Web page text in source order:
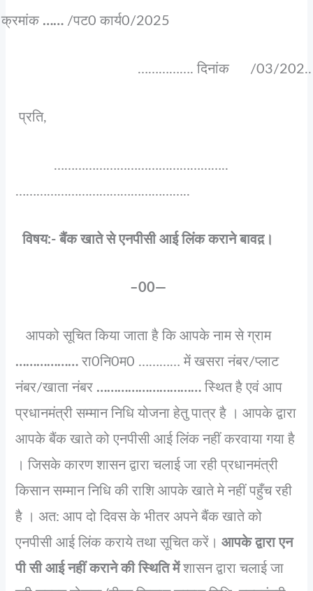
क्रमांक …… /पट0 कार्य0/2025
……………. दिनांक /03/202..
प्रति,
…………………………………………..
…………………………………………..
विषय:- बैंक खाते से एनपीसी आई लिंक कराने बावद़।
–00—
आपको सूचित किया जाता है कि आपके नाम से ग्राम
……………… रा0नि0म0 ………… में खसरा नंबर/प्‍लाट
नंबर/खाता नंबर …………………………स्थित है एवं आप
प्रधानमंत्री सम्मान निधि योजना हेतु पात्र है । आपके द्वारा
आपके बैंक खाते को एनपीसी आई लिंक नहीं करवाया गया है
। जिसके कारण शासन द्वारा चलाई जा रही प्रधानमंत्री
किसान सम्मान निधि की राशि आपके खाते मे नहीं पहुँच रही
है । अत: आप दो दिवस के भीतर अपने बैंक खाते को
एनपीसी आई लिंक कराये तथा सूचित करें।आपके द्वारा एन
पी सी आई नहीं कराने की स्थिति मेंशासन द्वारा चलाई जा